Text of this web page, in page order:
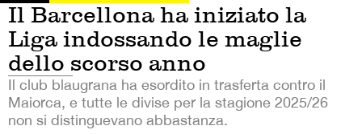
Il Barcellona ha iniziato la
Liga indossando le maglie
dello scorso anno
Il club blaugrana ha esordito in trasferta contro il
Maiorca, e tutte le divise per la stagione 2025/26
non si distinguevano abbastanza.